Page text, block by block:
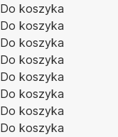
Do koszyka
Do koszyka
Do koszyka
Do koszyka
Do koszyka
Do koszyka
Do koszyka
Do koszyka